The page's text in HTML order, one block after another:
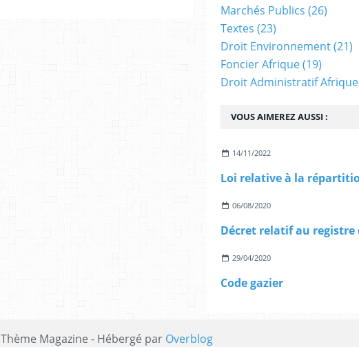
VOUS AIMEREZ AUSSI :
14/11/2022
06/08/2020
29/04/2020
Code gazier
Marchés Publics (26)
Textes (23)
Droit Environnement(21)
Foncier Afrique(19)
Droit Administratif Afrique
Thème Magazine - Hébergé par Overblog